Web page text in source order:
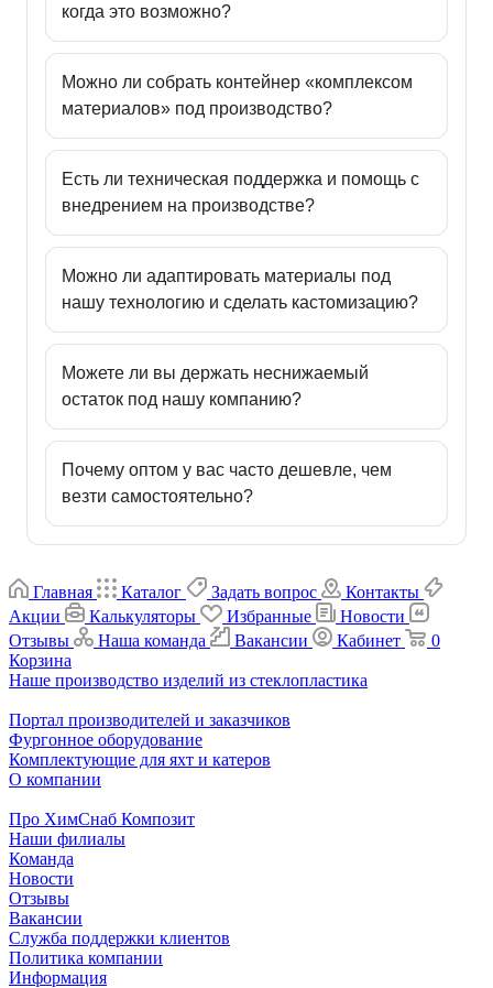
когда это возможно?
Можно ли собрать контейнер «комплексом
материалов» под производство?
Есть ли техническая поддержка и помощь с
внедрением на производстве?
Можно ли адаптировать материалы под
нашу технологию и сделать кастомизацию?
Можете ли вы держать неснижаемый
остаток под нашу компанию?
Почему оптом у вас часто дешевле, чем
везти самостоятельно?
Главная Каталог Задать вопрос
Контакты
Акции
Калькуляторы Избранные
Новости
Отзывы
Наша команда Вакансии Кабинет
0
Корзина
Наше производство изделий из стеклопластика
Портал производителей и заказчиков
Фургонное оборудование
Комплектующие для яхт и катеров
О компании
Про ХимСнаб Композит
Наши филиалы
Команда
Новости
Отзывы
Вакансии
Служба поддержки клиентов
Политика компании
Информация